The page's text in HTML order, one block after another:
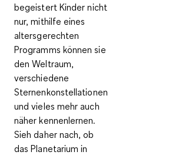
begeistert Kinder nicht
nur, mithilfe eines
altersgerechten
Programms können sie
denWeltraum,
verschiedene
Sternenkonstellationen
und vieles mehr auch
näher kennenlernen.
Sieh daher nach, ob
das Planetarium in